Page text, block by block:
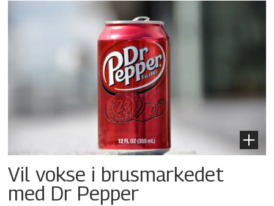
Vil vokse i brusmarkedet
med Dr Pepper